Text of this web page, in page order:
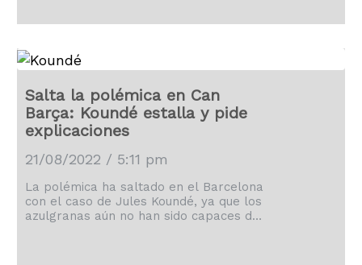
Salta la polémica en Can
Barça: Koundé estalla y pide
explicaciones
21/08/2022 / 5:11 pm
La polémica ha saltado en el Barcelona
con el caso de Jules Koundé, ya que los
azulgranas aún no han sido capaces de